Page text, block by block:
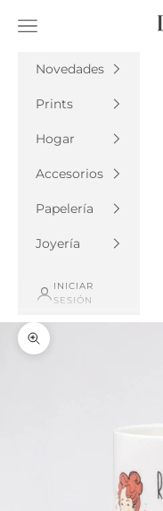
Menú
Novedades
Prints
Hogar
Accesorios
Papelería
Joyería
INICIAR
SESIÓN
Zoom